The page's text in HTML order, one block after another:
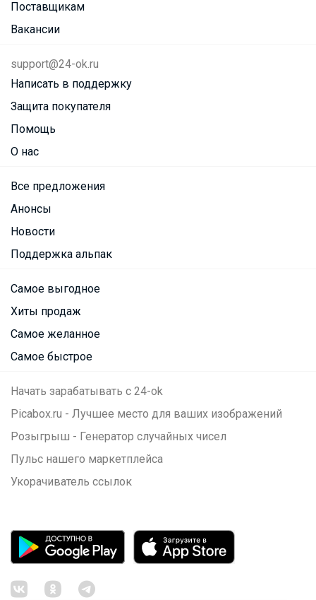
Поставщикам
Вакансии
support@24-ok.ru
Написать в поддержку
Защита покупателя
Помощь
О нас
Все предложения
Анонсы
Новости
Поддержка альпак
Самое выгодное
Хиты продаж
Самое желанное
Самое быстрое
Начать зарабатывать с 24-ok
Picabox.ru - Лучшее место для ваших изображений
Розыгрыш - Генератор случайных чисел
Пульс нашего маркетплейса
Укорачиватель ссылок